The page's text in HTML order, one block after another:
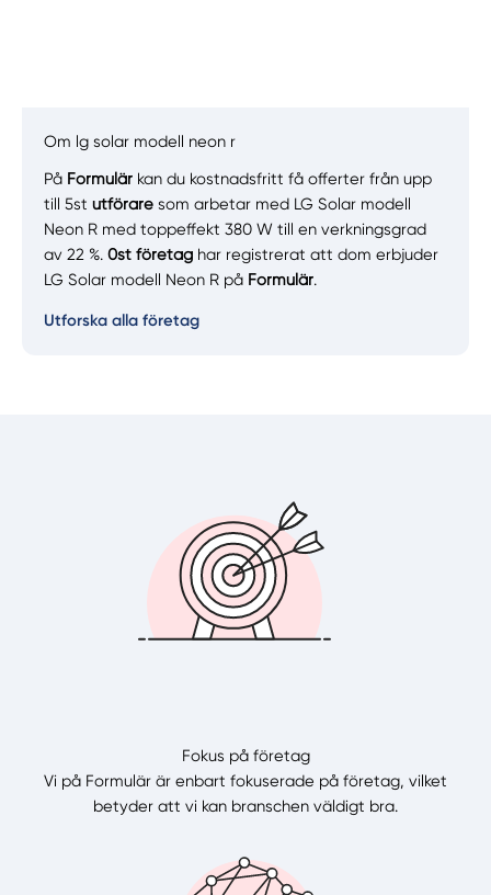
Manuellt Få hjälp
Välj tillvägagångssätt
Om lg solar modell neon r
På Formulär kan du kostnadsfritt få offerter från upp
till 5stutförare som arbetar med LG Solar modell
Neon R med toppeffekt 380 W till en verkningsgrad
av 22 %.0st företag har registrerat att dom erbjuder
LG Solar modell Neon R på Formulär.
Utforska alla företag
Fokus på företag
Vi på Formulär är enbart fokuserade på företag, vilket
betyder att vi kan branschen väldigt bra.